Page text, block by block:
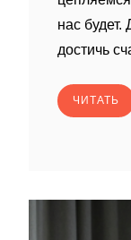
нас
достичь
ЧИТАТЬ